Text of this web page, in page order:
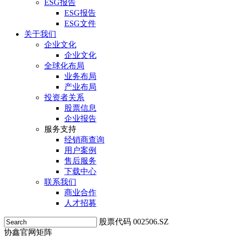
ESG报告
ESG报告
ESG文件
关于我们
企业文化
企业文化
全球化布局
业务布局
产业布局
投资者关系
股票信息
企业报告
服务支持
经销商查询
用户案例
售后服务
下载中心
联系我们
商业合作
人才招募
股票代码 002506.SZ
协鑫官网矩阵